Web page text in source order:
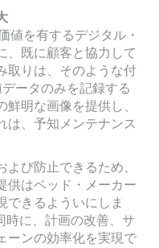
値を有するデジタル・
、既に顧客と協力して
取りは、そのような付
ータのみを記録する
明な画像を提供し、
は、予知メンテナンス
よび防止できるため、
供はベッド・メーカー
できるよういにしま
時に、計画の改善、サ
ーンの効率化を実現で